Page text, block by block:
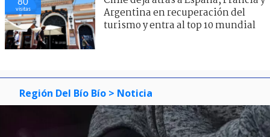
visitas
Argentina en recuperación del
turismo y entra al top 10 mundial
Región Del Bío Bío > Noticia